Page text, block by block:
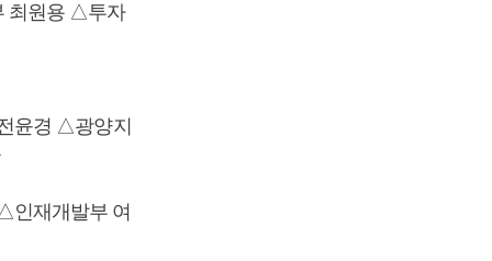
최원용 △투자
윤경 △광양지
재개발부 여